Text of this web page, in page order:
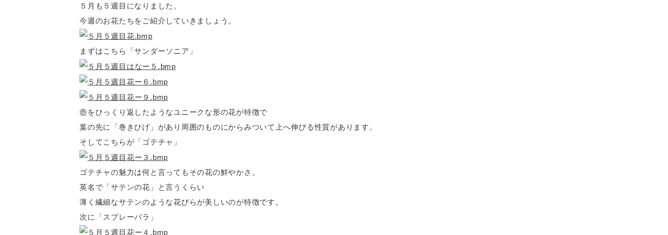
５月も５週目になりました。
今週のお花たちをご紹介していきましょう。
まずはこちら「サンダーソニア」
壺をひっくり返したようなユニークな形の花が特徴で
葉の先に「巻きひげ」があり周囲のものにからみついて上へ伸びる性質があります。
そしてこちらが「ゴテチャ」
ゴテチャの魅力は何と言ってもその花の鮮やかさ。
英名で「サテンの花」と言うくらい
薄く繊細なサテンのような花びらが美しいのが特徴です。
次に「スプレーバラ」